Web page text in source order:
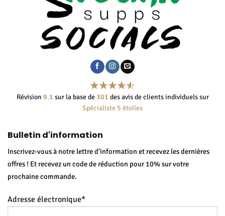
Révision 9.1 sur la base de 301 des avis de clients individuels sur
Spécialiste 5 étoiles
Bulletin d'information
Inscrivez-vous à notre lettre d'information et recevez les dernières
offres ! Et recevez un code de réduction pour 10% sur votre
prochaine commande.
Adresse électronique*